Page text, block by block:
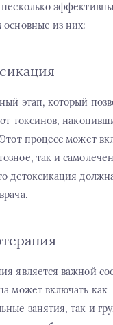
несколько
основные из них:
этап, который
токсинов,
процесс может
так и
детоксикация
является важной
может включать как
занятия, так и